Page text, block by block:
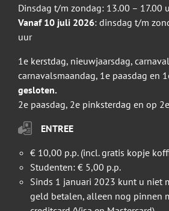
Dinsdag t/m zondag: 13.00 – 17.00
Vanaf 10 juli 2026: dinsdag t/m
uur
1e kerstdag, nieuwjaarsdag,
carnavalsmaandag, 1e paasdag en
gesloten.
2e paasdag, 2e pinksterdag en op
ENTREE
€ 10,00 p.p. (incl. gratis kopje
Studenten: € 5,00 p.p.
Sinds 1 januari 2023 kunt u niet
geld betalen, alleen nog pinnen